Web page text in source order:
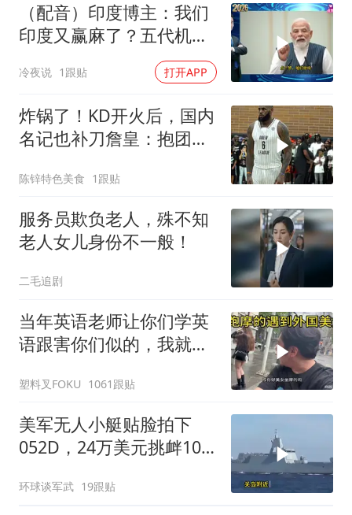
（配音）印度博主：我们
印度又赢麻了？五代机还
没搞利索，六代机标签先
贴上了，欧洲还排着队求
合作
冷夜说 1跟贴 打开APP
炸锅了！KD开火后，国内
名记也补刀詹皇：抱团无
陈锌特色美食 1跟贴
服务员欺负老人，殊不知
老人女儿身份不一般！
二毛追剧
当年英语老师让你们学英
语跟害你们似的，我就是
塑料叉FOKU 1061跟贴
美军无人小艇贴脸拍下
052D，24万美元挑衅10
战法？
环球谈军武 19跟贴